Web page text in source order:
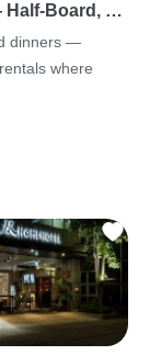
Half-Board, …
dinners —
where